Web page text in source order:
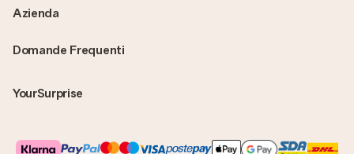
Domande Frequenti
YourSurprise
Azienda